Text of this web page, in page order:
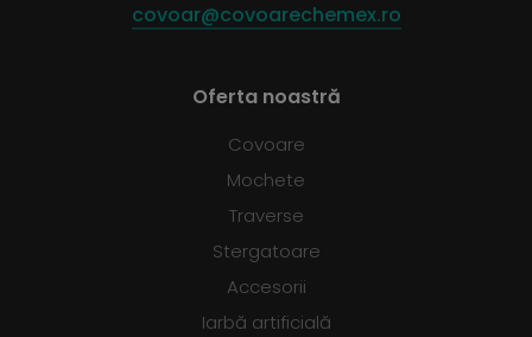
covoar@covoarechemex.ro
Oferta noastră
Covoare
Mochete
Traverse
Stergatoare
Accesorii
Iarbă artificială